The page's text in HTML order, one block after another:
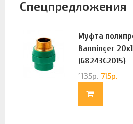
Спецпредложения
Муфта
Banninger
(G8243G2015)
1135р. 715р.